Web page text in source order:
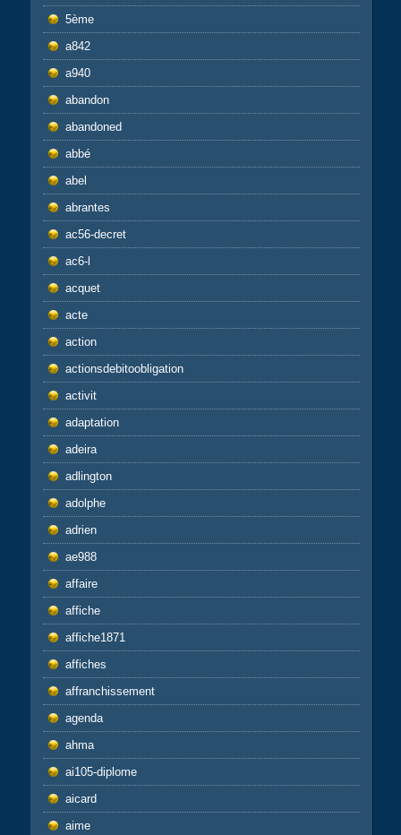
5ème
a842
a940
abandon
abandoned
abbé
abel
abrantes
ac56-decret
ac6-l
acquet
acte
action
actionsdebitoobligation
activit
adaptation
adeira
adlington
adolphe
adrien
ae988
affaire
affiche
affiche1871
affiches
affranchissement
agenda
ahma
ai105-diplome
aicard
aime